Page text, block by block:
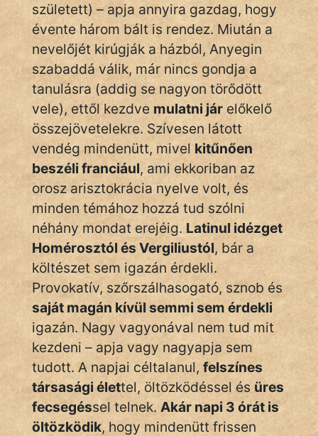
KÖZMONDÁS
PSZICHO
ZENE
FILM
ÉLETMÓD
MAGYARSÁG
És
TÖRTÉNELEM
Népszerű szerzőink:
cinege
fantom
Hunor
Jób Gedeon
Láron Ádám
született) – apja annyira gazdag, hogy
évente három bált is rendez. Miután a
nevelőjét kirúgják a házból, Anyegin
szabaddá válik, már nincs gondja a
tanulásra (addig se nagyon törődött
vele), ettől kezdve mulatni jár előkelő
összejövetelekre. Szívesen látott
vendég mindenütt, mivel kitűnően
beszéli franciául, ami ekkoriban az
orosz arisztokrácia nyelve volt, és
minden témához hozzá tud szólni
néhány mondat erejéig. Latinul idézget
Homérosztól és Vergiliustól, bár a
költészet sem igazán érdekli.
Provokatív, szőrszálhasogató, sznob és
saját magán kívül semmi sem érdekli
igazán. Nagy vagyonával nem tud mit
kezdeni – apja vagy nagyapja sem
tudott. A napjai céltalanul, felszínes
társasági élettel, öltözködéssel és üres
fecsegéssel telnek. Akár napi 3 órát is
öltözködik, hogy mindenütt frissen